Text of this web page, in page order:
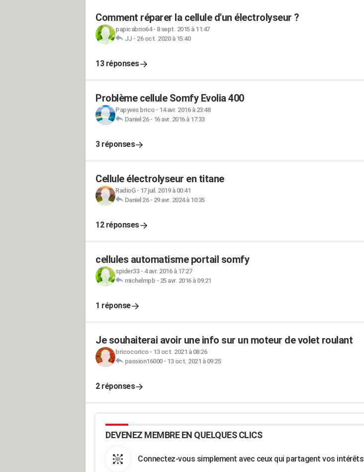
Comment réparer la cellule d'un électrolyseur ?
papicabrio64- 8 sept. 2015 à 11:47
JJ - 26 oct. 2020 à 15:40
13 réponses
Problème cellule Somfy Evolia 400
Papyves brico- 14 avr. 2016 à 23:48
Daniel 26- 16 avr. 2016 à 17:33
3 réponses
Cellule électrolyseur en titane
RadioG- 17 juil. 2019 à 00:41
Daniel 26- 29 avr. 2024 à 10:35
12 réponses
cellules automatisme portail somfy
spider33- 4 avr. 2016 à 17:27
michelmpb - 25 avr. 2016 à 09:21
1 réponse
Je souhaiterai avoir une info sur un moteur de volet roulant
bricocorico- 13 oct. 2021 à 08:26
passion16000- 13 oct. 2021 à 09:25
2 réponses
DEVENEZ MEMBRE EN QUELQUES CLICS
Connectez-vous simplement avec ceux qui partagent vos intérêts